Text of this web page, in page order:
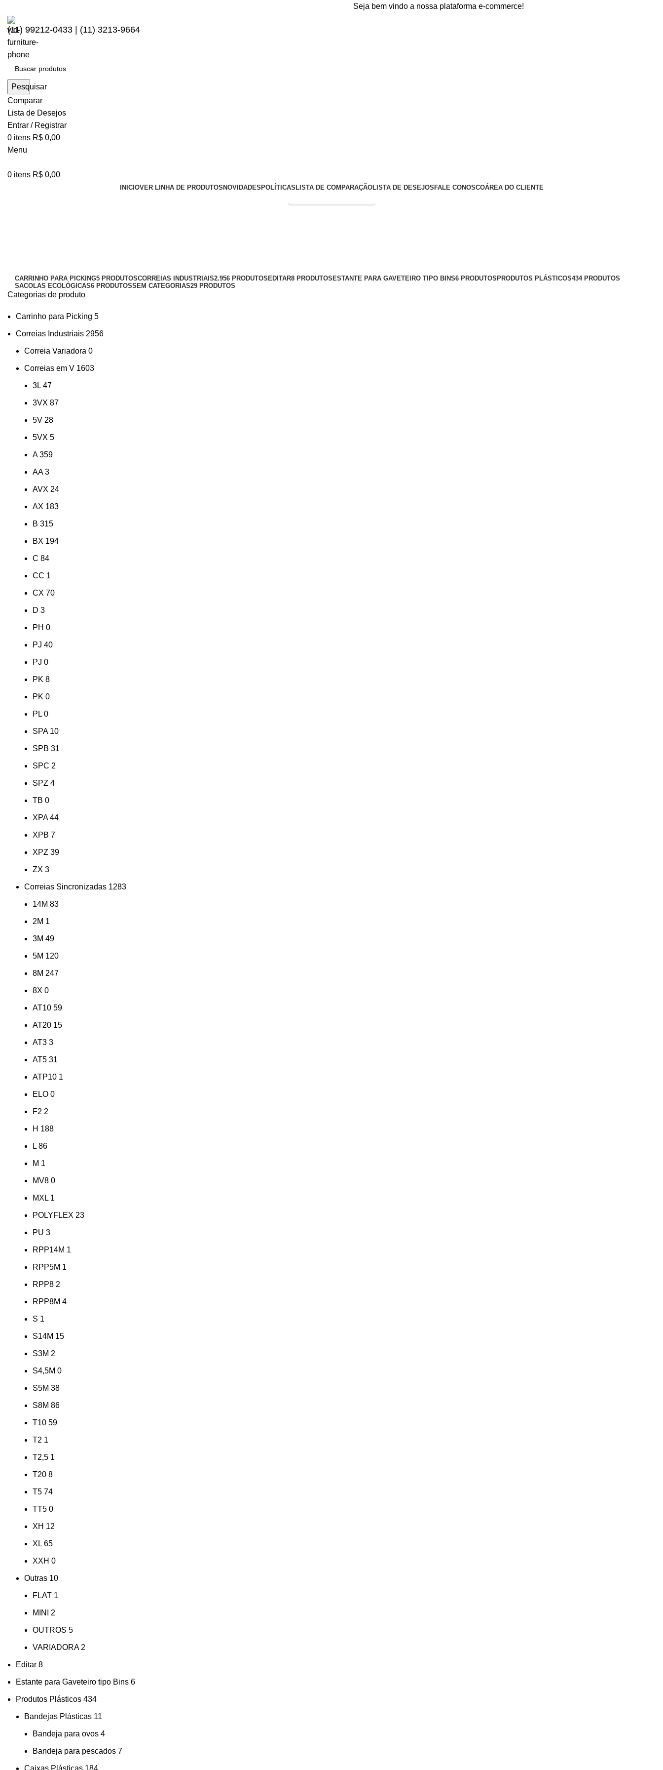
Seja bem vindo a nossa plataforma e-commerce!
(11) 99212-0433 | (11) 3213-9664
Pesquisar
Comparar
Lista de Desejos
Entrar / Registrar
0 itens R$ 0,00
Menu
0 itens R$ 0,00
INICIOVER LINHA DE PRODUTOS NOVIDADES POLÍTICAS LISTA DE COMPARAÇÃOLISTA DE DESEJOS FALE CONOSCOÁREA DO CLIENTE
CARRINHO PARA PICKING5 PRODUTOSCORREIAS INDUSTRIAIS2.956 PRODUTOS EDITAR8 PRODUTOS ESTANTE PARA GAVETEIRO TIPO BINS6 PRODUTOS PRODUTOS PLÁSTICOS434 PRODUTOS
SACOLAS ECOLÓGICAS6 PRODUTOSSEM CATEGORIAS29 PRODUTOS
Categorias de produto
Carrinho para Picking 5
Correias Industriais 2956
Correia Variadora 0
Correias em V 1603
3L 47
3VX 87
5V 28
5VX 5
A 359
AA 3
AVX 24
AX 183
B 315
BX 194
C 84
CC 1
CX 70
D 3
PH 0
PJ 40
PJ 0
PK 8
PK 0
PL 0
SPA 10
SPB 31
SPC 2
SPZ 4
TB 0
XPA 44
XPB 7
XPZ 39
ZX 3
Correias Sincronizadas 1283
14M 83
2M 1
3M 49
5M 120
8M 247
8X 0
AT10 59
AT20 15
AT3 3
AT5 31
ATP10 1
ELO 0
F2 2
H 188
L 86
M 1
MV8 0
MXL 1
POLYFLEX 23
PU 3
RPP14M 1
RPP5M 1
RPP8 2
RPP8M 4
S 1
S14M 15
S3M 2
S4,5M 0
S5M 38
S8M 86
T10 59
T2 1
T2,5 1
T20 8
T5 74
TT5 0
XH 12
XL 65
XXH 0
Outras 10
FLAT 1
MINI 2
OUTROS 5
VARIADORA 2
Editar 8
Estante para Gaveteiro tipo Bins 6
Produtos Plásticos 434
Bandejas Plásticas 11
Bandeja para ovos 4
Bandeja para pescados 7
Caixas Plásticas 184